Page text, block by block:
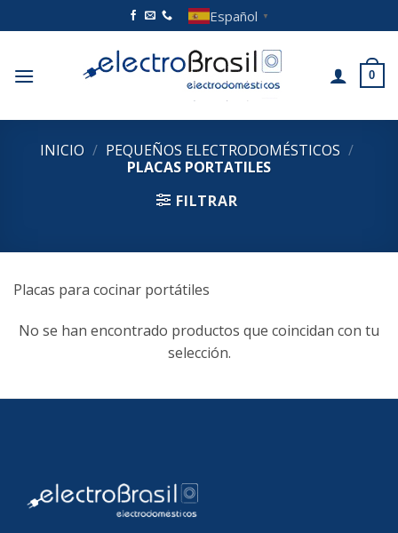
al
Español ▼
0
INICIO / PEQUEÑOS ELECTRODOMÉSTICOS /
PLACAS PORTATILES
FILTRAR
Placas para cocinar portátiles
No se han encontrado productos que coincidan con tu
selección.